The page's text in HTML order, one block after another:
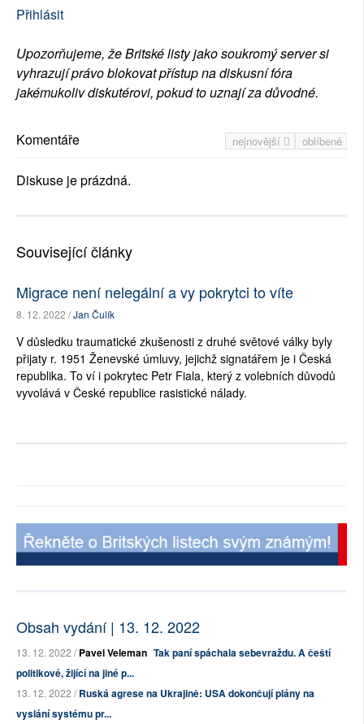
Přihlásit
Upozorňujeme, že Britské listy jako soukromý server si
vyhrazují právo blokovat přístup na diskusní fóra
jakémukoliv diskutérovi, pokud to uznají za důvodné.
nejnovější oblíbené
Komentáře
Diskuse je prázdná.
Související články
Migrace není nelegální a vy pokrytci to víte
8. 12. 2022 /Jan Čulík
V důsledku traumatické zkušenosti z druhé světové války byly
přijaty r. 1951 Ženevské úmluvy, jejichž signatářem je i Česká
republika. To ví i pokrytec Petr Fiala, který z volebních důvodů
vyvolává v České republice rasistické nálady.
Obsah vydání | 13. 12. 2022
13. 12. 2022 /Pavel Veleman Tak paní spáchala sebevraždu. A čeští
politikové, žijící na jiné p...
13. 12. 2022 /Ruská agrese na Ukrajině: USA dokončují plány na
vyslání systému pr...